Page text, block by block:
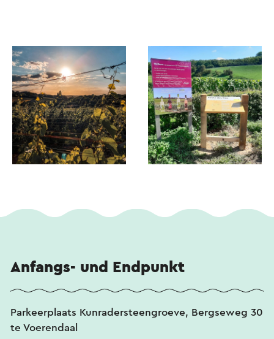
Übersetzungsdienstes automatisch übersetzt.
Anfangs- und Endpunkt
Parkeerplaats Kunradersteengroeve, Bergseweg 30
te Voerendaal